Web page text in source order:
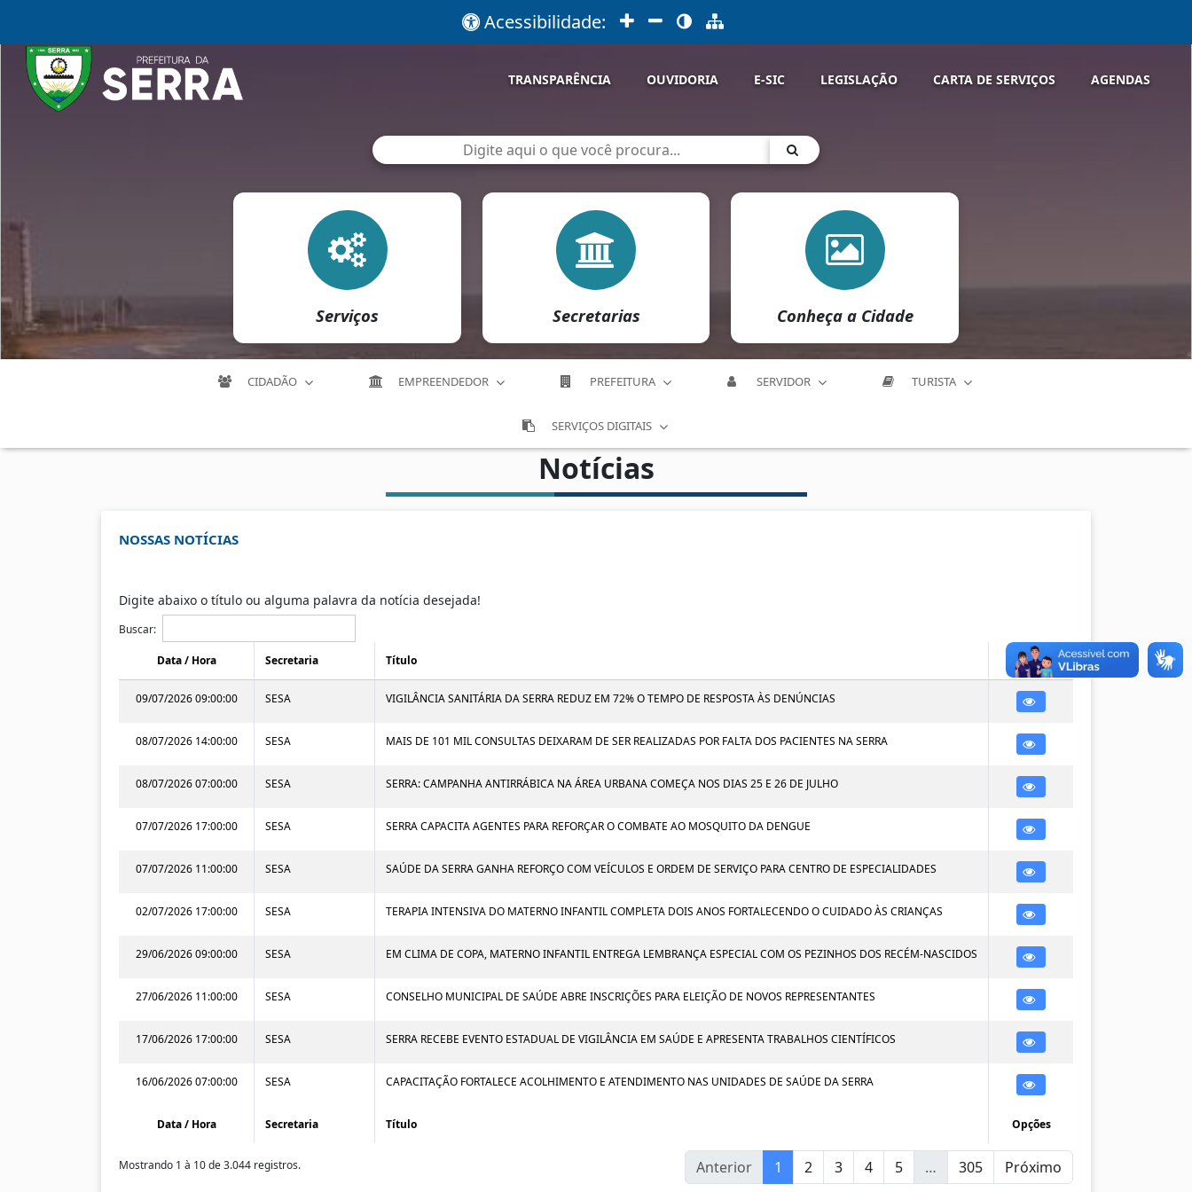
Acessibilidade:
TRANSPARÊNCIA OUVIDORIA E-SIC LEGISLAÇÃO CARTA DE SERVIÇOS AGENDAS
Serviços Secretarias Conheça a Cidade
CIDADÃO EMPREENDEDOR PREFEITURA SERVIDOR TURISTA
SERVIÇOS DIGITAIS
Notícias
NOSSAS NOTÍCIAS
Digite abaixo o título ou alguma palavra da notícia desejada!
Buscar:
Data / Hora Secretaria Título Opções
09/07/2026 09:00:00 SESA VIGILÂNCIA SANITÁRIA DA SERRA REDUZ EM 72% O TEMPO DE RESPOSTA ÀS DENÚNCIAS
08/07/2026 14:00:00 SESA MAIS DE 101 MIL CONSULTAS DEIXARAM DE SER REALIZADAS POR FALTA DOS PACIENTES NA SERRA
08/07/2026 07:00:00 SESA SERRA: CAMPANHA ANTIRRÁBICA NA ÁREA URBANA COMEÇA NOS DIAS 25 E 26 DE JULHO
07/07/2026 17:00:00 SESA SERRA CAPACITA AGENTES PARA REFORÇAR O COMBATE AO MOSQUITO DA DENGUE
07/07/2026 11:00:00 SESA SAÚDE DA SERRA GANHA REFORÇO COM VEÍCULOS E ORDEM DE SERVIÇO PARA CENTRO DE ESPECIALIDADES
02/07/2026 17:00:00 SESA TERAPIA INTENSIVA DO MATERNO INFANTIL COMPLETA DOIS ANOS FORTALECENDO O CUIDADO ÀS CRIANÇAS
29/06/2026 09:00:00 SESA EM CLIMA DE COPA, MATERNO INFANTIL ENTREGA LEMBRANÇA ESPECIAL COM OS PEZINHOS DOS RECÉM-NASCIDOS
27/06/2026 11:00:00 SESA CONSELHO MUNICIPAL DE SAÚDE ABRE INSCRIÇÕES PARA ELEIÇÃO DE NOVOS REPRESENTANTES
17/06/2026 17:00:00 SESA SERRA RECEBE EVENTO ESTADUAL DE VIGILÂNCIA EM SAÚDE E APRESENTA TRABALHOS CIENTÍFICOS
16/06/2026 07:00:00 SESA CAPACITAÇÃO FORTALECE ACOLHIMENTO E ATENDIMENTO NAS UNIDADES DE SAÚDE DA SERRA
Data / Hora Secretaria Título Opções
Anterior 1 2 3 4 5 … 305 Próximo
Mostrando 1 à 10 de 3.044 registros.